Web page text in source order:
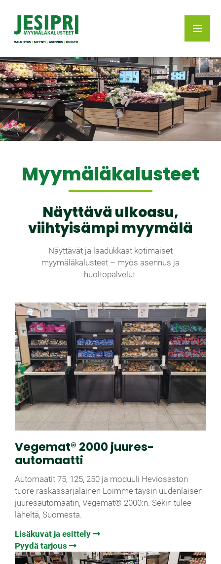
Myymälä­kalusteet
Näyttävä ulkoasu,
viihtyisämpi myymälä
Näyttävät ja laadukkaat kotimaiset
myymäläkalusteet – myös asennus ja
huoltopalvelut.
Vegemat® 2000 juures­
automaatti
Automaatit 75, 125, 250 ja moduuli Heviosaston
tuore raskassarjalainen Loimme täysin uudenlaisen
juuresautomaatin, Vegemat® 2000:n. Sekin tulee
läheltä, Suomesta.
Lisäkuvat ja esittely
Pyydä tarjous